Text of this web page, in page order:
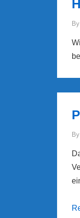
By
By